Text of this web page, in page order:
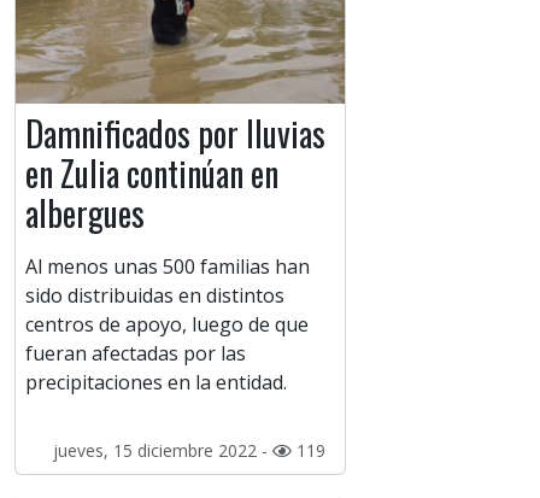
Damnificados por lluvias
en Zulia continúan en
albergues
Al menos unas 500 familias han
sido distribuidas en distintos
centros de apoyo, luego de que
fueran afectadas por las
precipitaciones en la entidad.
jueves, 15 diciembre 2022 - 119